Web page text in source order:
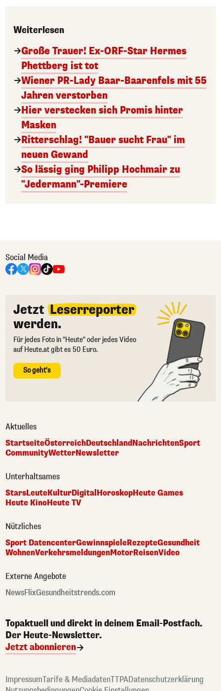
Weiterlesen
Große Trauer! Ex-ORF-Star Hermes
Phettberg ist tot
Wiener PR-Lady Baar-Baarenfels mit 55
Jahren verstorben
Hier verstecken sich Promis hinter
Masken
Ritterschlag! "Bauer sucht Frau" im
neuen Gewand
So lässig ging Philipp Hochmair zu
"Jedermann"-Premiere
Social Media
Jetzt Leserreporter
werden.
Für jedes Foto in "Heute" oder jedes Video
auf Heute.at gibt es 50 Euro.
So geht's
Aktuelles
StartseiteÖsterreichDeutschlandNachrichtenSport
CommunityWetterNewsletter
Unterhaltsames
StarsLeuteKulturDigital HoroskopHeute Games
Heute KinoHeute TV
Nützliches
Sport DatencenterGewinnspieleRezepteGesundheit
WohnenVerkehrsmeldungenMotorReisenVideo
Externe Angebote
NewsFlixGesundheitstrends.com
Topaktuell und direkt in deinem Email-Postfach.
Der Heute-Newsletter.
Jetzt abonnieren
ImpressumTarife & MediadatenTTPADatenschutzerklärung